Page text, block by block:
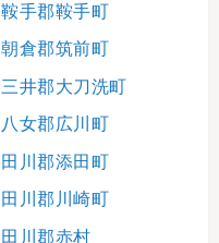
鞍手郡鞍手町
朝倉郡筑前町
三井郡大刀洗町
八女郡広川町
田川郡添田町
田川郡川崎町
田川郡赤村